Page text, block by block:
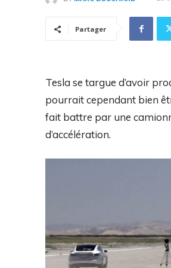
Partager
Tesla se targue d’avoir
pourrait cependant bien
fait battre par une
d’accélération.